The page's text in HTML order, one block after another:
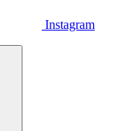
Instagram